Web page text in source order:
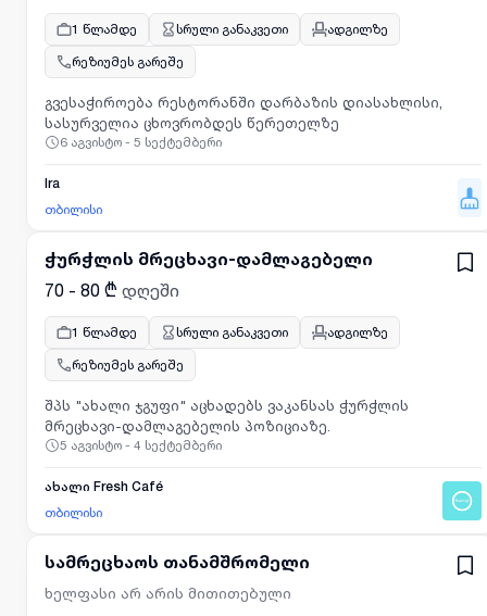
1 წლამდე სრული განაკვეთი
ადგილზე
რეზიუმეს გარეშე
გვესაჭიროება რესტორანში დარბაზის დიასახლისი,
სასურველია ცხოვრობდეს წერეთელზე
6 აგვისტო - 5 სექტემბერი
Ira
თბილისი
ჭურჭლის მრეცხავი-დამლაგებელი
70 - 80 ₾ დღეში
1 წლამდე სრული განაკვეთი
ადგილზე
რეზიუმეს გარეშე
შპს "ახალი ჯგუფი" აცხადებს ვაკანსას ჭურჭლის
მრეცხავი-დამლაგებელის პოზიციაზე.
5 აგვისტო - 4 სექტემბერი
ახალი Fresh Café
თბილისი
სამრეცხაოს თანამშრომელი
ხელფასი არ არის მითითებული